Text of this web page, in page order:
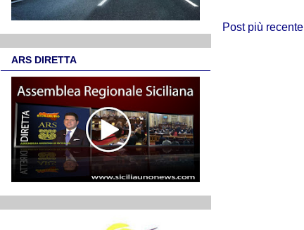
Post più recente
ARS DIRETTA